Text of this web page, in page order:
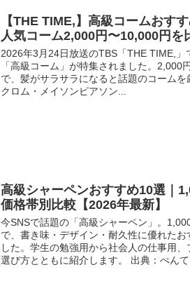
【THE TIME,】高級コームおす
人気コーム2,000円〜10,000円を
2026年3月24日放送のTBS「THE TIME,」
「高級コーム」が特集されました。2,000
で、髪がサラサラになると話題のコーム
クロム・メイソンピアソン...
高級シャーペンおすすめ10選｜
価格帯別比較【2026年最新】
今SNSで話題の「高級シャーペン」。
で、書き味・デザイン・耐久性に優れた
した。学生の勉強用から社会人の仕事用
選び方とともに紹介します。 出典：ぺん